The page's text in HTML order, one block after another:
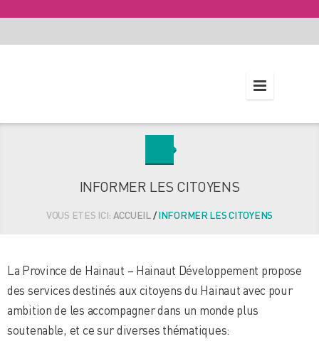
INFORMER LES CITOYENS
VOUS ETES ICI: ACCUEIL/INFORMER LES CITOYENS
La Province de Hainaut – Hainaut Développement propose
des services destinés aux citoyens du Hainaut avec pour
ambition de les accompagner dans un monde plus
soutenable, et ce sur diverses thématiques: